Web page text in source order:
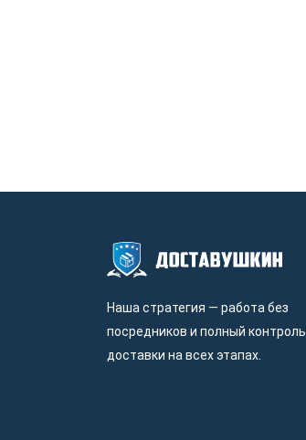
Наша стратегия — работа без
посредников и полный контроль
доставки на всех этапах.